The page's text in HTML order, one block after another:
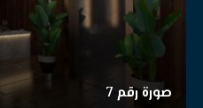
صورة رقم 7